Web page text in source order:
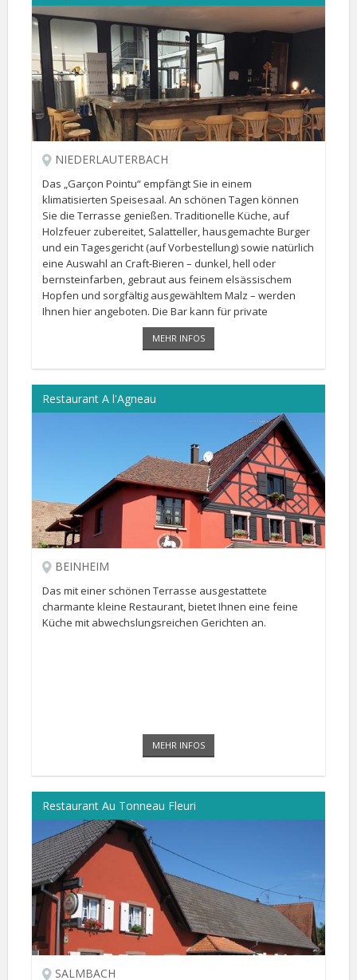
NIEDERLAUTERBACH
Das „Garçon Pointu“ empfängt Sie in einem
klimatisierten Speisesaal. An schönen Tagen können
Sie die Terrasse genießen. Traditionelle Küche, auf
Holzfeuer zubereitet, Salatteller, hausgemachte Burger
und ein Tagesgericht (auf Vorbestellung) sowie natürlich
eine Auswahl an Craft-Bieren – dunkel, hell oder
bernsteinfarben, gebraut aus feinem elsässischem
Hopfen und sorgfältig ausgewähltem Malz – werden
Ihnen hier angeboten. Die Bar kann für private
Veranstaltungen gemietet werden.
MEHR INFOS
Restaurant A l'Agneau
BEINHEIM
Das mit einer schönen Terrasse ausgestattete
charmante kleine Restaurant, bietet Ihnen eine feine
Küche mit abwechslungsreichen Gerichten an.
MEHR INFOS
Restaurant Au Tonneau Fleuri
SALMBACH